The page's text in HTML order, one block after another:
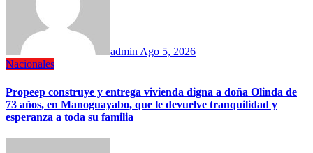
adminAgo 5, 2026
Nacionales
Propeep construye y entrega vivienda digna a doña Olinda de
73 años, en Manoguayabo, que le devuelve tranquilidad y
esperanza a toda su familia